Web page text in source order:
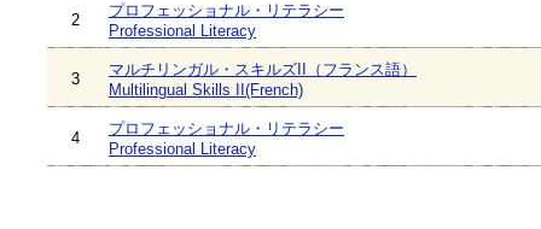
2
プロフェッショナル・リテラシー
Professional Literacy
3
マルチリンガル・スキルズII（フランス語）
Multilingual Skills II(French)
4
プロフェッショナル・リテラシー
Professional Literacy